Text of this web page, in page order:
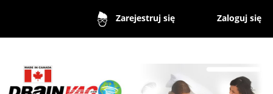
Zarejestruj się Zaloguj się